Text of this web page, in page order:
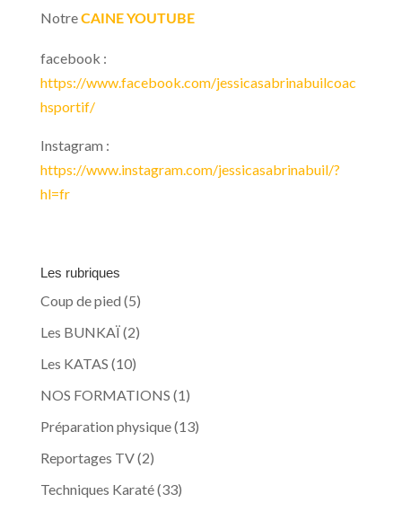
NotreCAINE YOUTUBE
facebook :
https://www.facebook.com/jessicasabrinabuilcoac
hsportif/
Instagram :
https://www.instagram.com/jessicasabrinabuil/?
hl=fr
Les rubriques
Coup de pied (5)
Les BUNKAÏ(2)
Les KATAS (10)
NOS FORMATIONS (1)
Préparation physique(13)
Reportages TV(2)
Techniques Karaté(33)